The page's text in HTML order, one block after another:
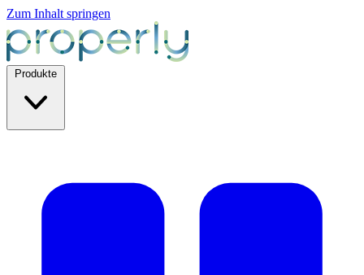
Zum Inhalt springen